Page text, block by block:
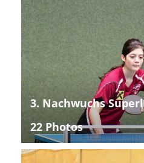
3. Nachwuchs
22 Photos